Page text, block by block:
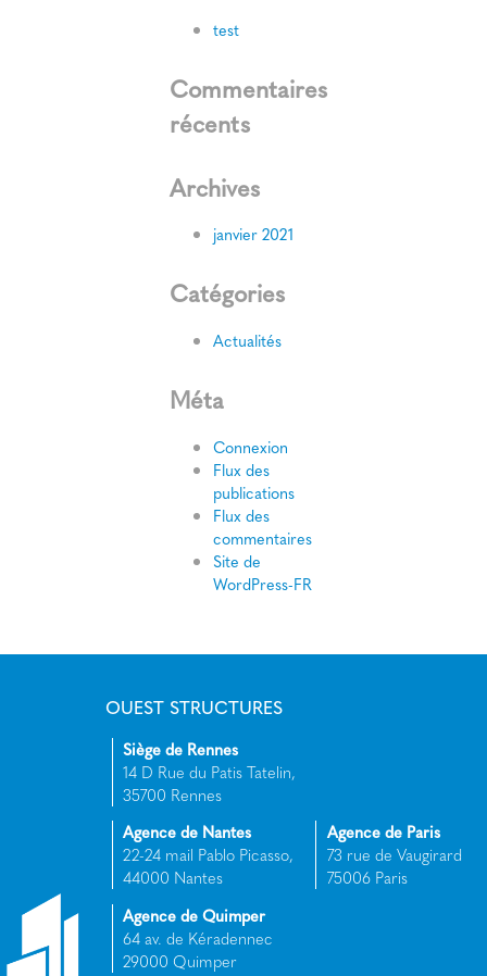
test
Commentaires
récents
Archives
janvier 2021
Catégories
Actualités
Méta
Connexion
Flux des
publications
Flux des
commentaires
Site de
WordPress-FR
OUEST STRUCTURES
Siège de Rennes
14 D Rue du Patis Tatelin,
35700 Rennes
Agence de Nantes
22-24 mail Pablo Picasso,
44000 Nantes
Agence de Paris
73 rue de Vaugirard
75006 Paris
Agence de Quimper
64 av. de Kéradennec
29000 Quimper